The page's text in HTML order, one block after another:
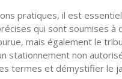
pratiques, il est
qui sont soumises
mais également le
non
termes et démystifier le